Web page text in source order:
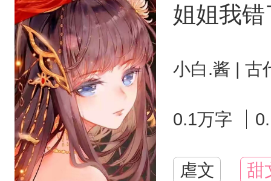
姐姐我错
小白.酱 | 古
0.1万字
虐文 甜